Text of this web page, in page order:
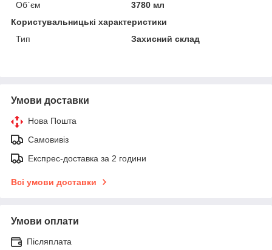
Об`єм
3780 мл
Користувальницькі характеристики
Тип
Захисний склад
Умови доставки
Нова Пошта
Самовивіз
Експрес-доставка за 2 години
Всі умови доставки
Умови оплати
Післяплата